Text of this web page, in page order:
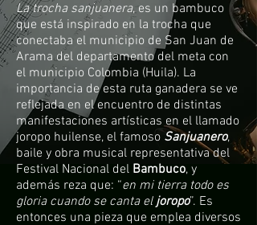
La trocha sanjuanera, es un bambuco
que está inspirado en la trocha que
conectaba el municipio de San Juan de
Arama del departamento del meta con
el municipio Colombia (Huila). La
importancia de esta ruta ganadera se ve
reflejada en el encuentro de distintas
manifestaciones artísticas en el llamado
joropo huilense, el famoso Sanjuanero,
baile y obra musical representativa del
Festival Nacional del Bambuco, y
además reza que: “en mi tierra todo es
gloria cuando se canta eljoropo”. Es
entonces una pieza que emplea diversos